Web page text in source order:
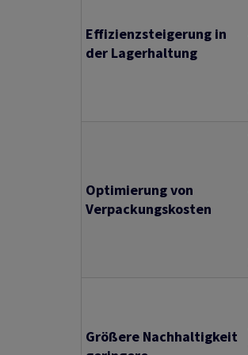
Effizienzsteigerung in
der Lagerhaltung
Optimierung von
Verpackungskosten
Größere Nachhaltigkeit